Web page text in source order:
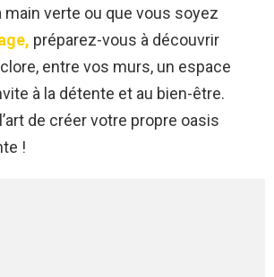
main verte ou que vous soyez
préparez-vous à découvrir
entre vos murs, un espace
à la détente et au bien-être.
de créer votre propre oasis
!